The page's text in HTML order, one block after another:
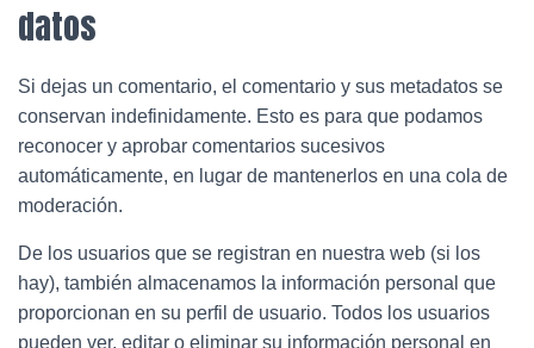
datos
Si dejas un comentario, el comentario y sus metadatos se
conservan indefinidamente. Esto es para que podamos
reconocer y aprobar comentarios sucesivos
automáticamente, en lugar de mantenerlos en una cola de
moderación.
De los usuarios que se registran en nuestra web (si los
hay), también almacenamos la información personal que
proporcionan en su perfil de usuario. Todos los usuarios
pueden ver, editar o eliminar su información personal en